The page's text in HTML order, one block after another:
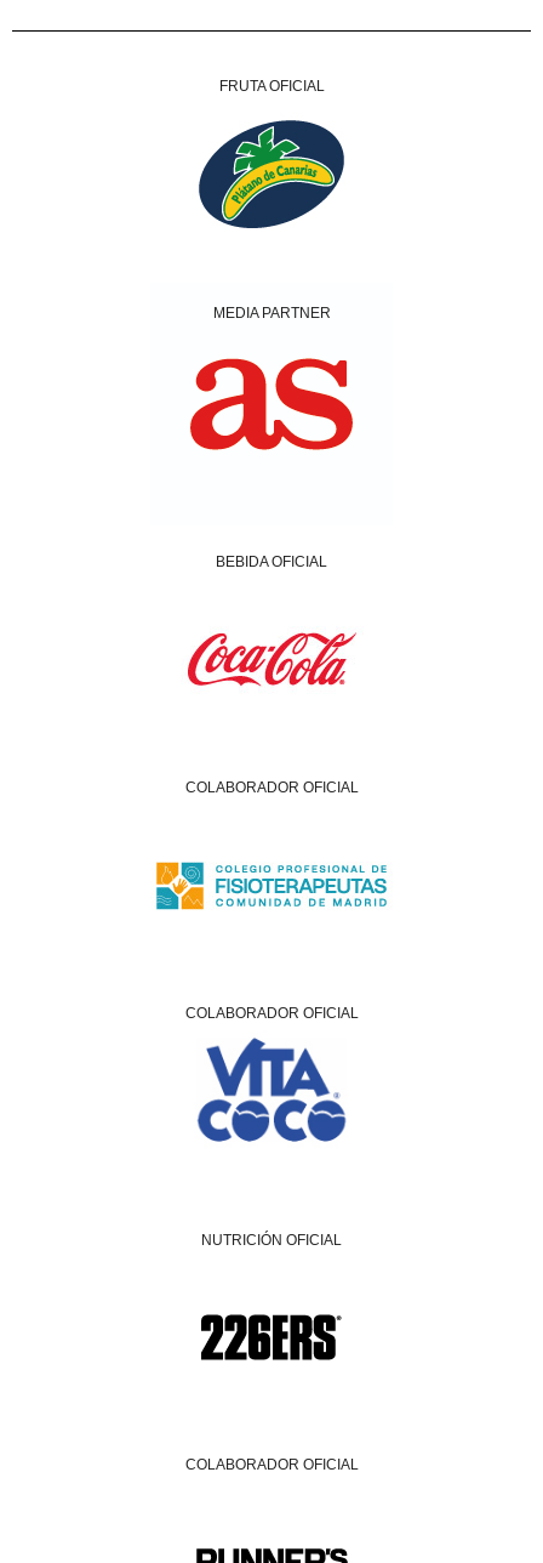
FRUTA OFICIAL
MEDIA PARTNER
BEBIDA OFICIAL
COLABORADOR OFICIAL
COLABORADOR OFICIAL
NUTRICIÓN OFICIAL
COLABORADOR OFICIAL